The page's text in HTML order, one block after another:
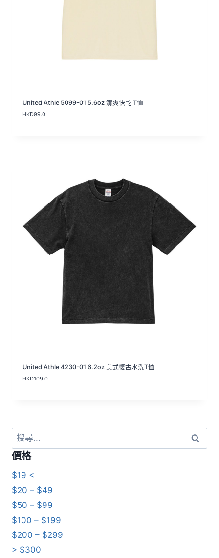
United Athle 5099-01 5.6oz 清爽快乾 T恤
HKD99.0
United Athle 4230-01 6.2oz 美式復古水洗T恤
HKD109.0
搜
尋
關
鍵
字:
價格
$19 <
$20 – $49
$50 – $99
$100 – $199
$200 – $299
> $300